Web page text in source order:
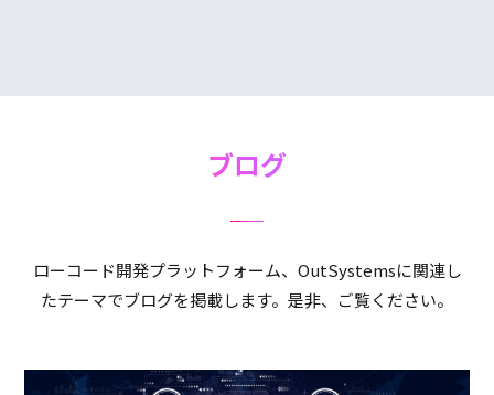
ブログ
ローコード開発プラットフォーム、OutSystemsに関連し
たテーマでブログを掲載します。是非、ご覧ください。